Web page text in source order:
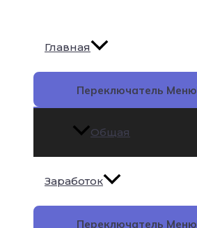
Главная
Переключатель Меню
Общая
Заработок
Переключатель Меню